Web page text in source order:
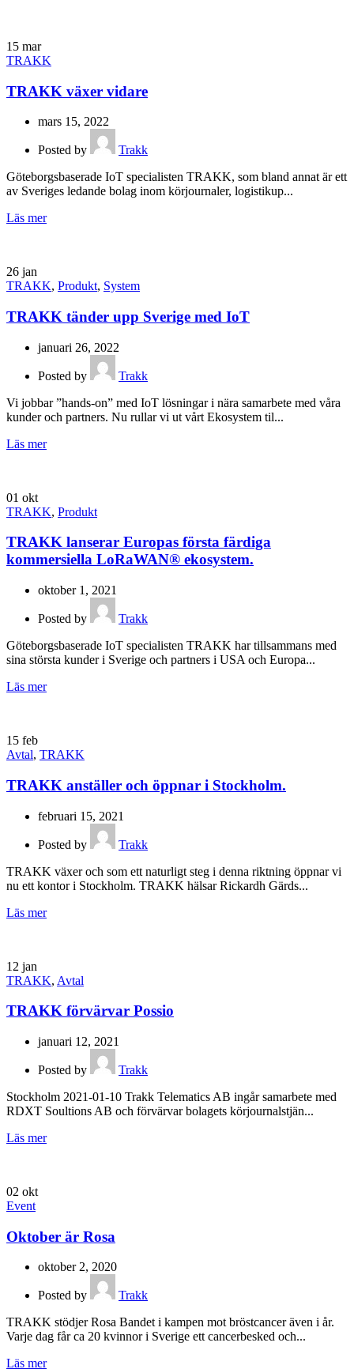
15 mar
TRAKK
TRAKK växer vidare
mars 15, 2022
Posted by
Trakk
Göteborgsbaserade IoT specialisten TRAKK, som bland annat är ett
av Sveriges ledande bolag inom körjournaler, logistikup...
Läs mer
26 jan
TRAKK, Produkt, System
TRAKK tänder upp Sverige med IoT
januari 26, 2022
Posted by
Trakk
Vi jobbar ”hands-on” med IoT lösningar i nära samarbete med våra
kunder och partners. Nu rullar vi ut vårt Ekosystem til...
Läs mer
01 okt
TRAKK, Produkt
TRAKK lanserar Europas första färdiga
kommersiella LoRaWAN® ekosystem.
oktober 1, 2021
Posted by
Trakk
Göteborgsbaserade IoT specialisten TRAKK har tillsammans med
sina största kunder i Sverige och partners i USA och Europa...
Läs mer
15 feb
Avtal, TRAKK
TRAKK anställer och öppnar i Stockholm.
februari 15, 2021
Posted by
Trakk
TRAKK växer och som ett naturligt steg i denna riktning öppnar vi
nu ett kontor i Stockholm. TRAKK hälsar Rickardh Gärds...
Läs mer
12 jan
TRAKK, Avtal
TRAKK förvärvar Possio
januari 12, 2021
Posted by
Trakk
Stockholm 2021-01-10 Trakk Telematics AB ingår samarbete med
RDXT Soultions AB och förvärvar bolagets körjournalstjän...
Läs mer
02 okt
Event
Oktober är Rosa
oktober 2, 2020
Posted by
Trakk
TRAKK stödjer Rosa Bandet i kampen mot bröstcancer även i år.
Varje dag får ca 20 kvinnor i Sverige ett cancerbesked och...
Läs mer